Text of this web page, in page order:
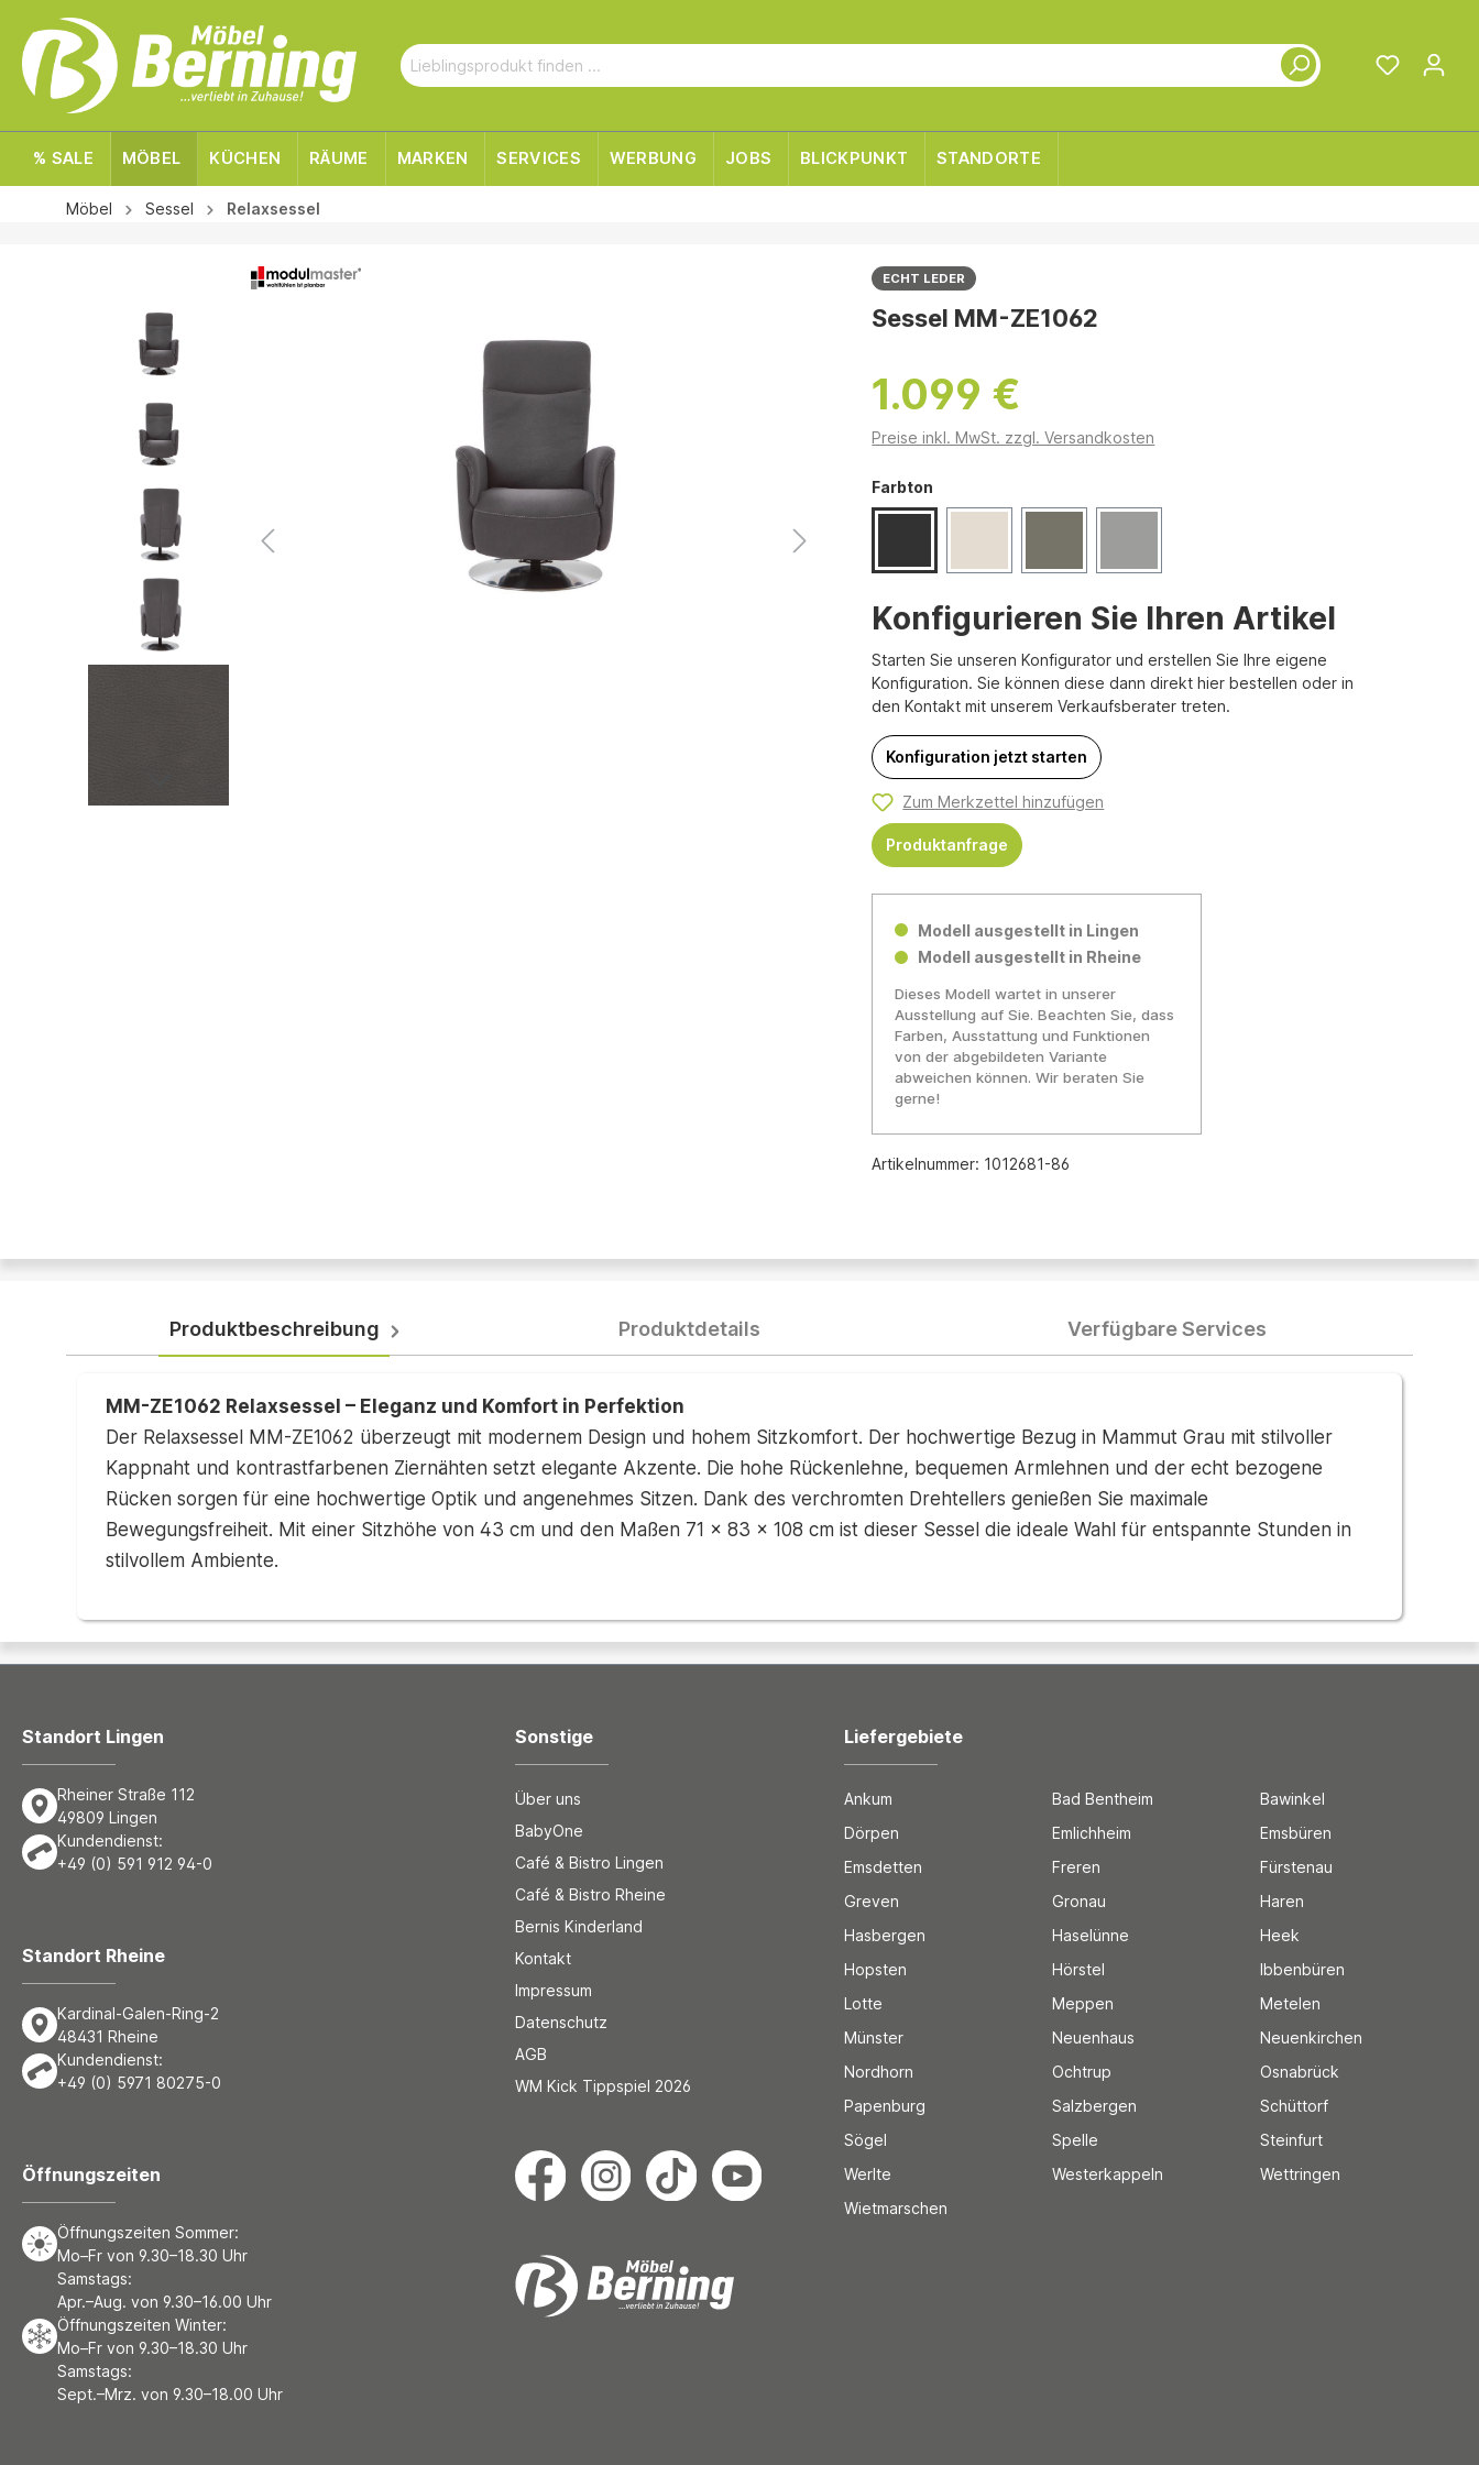
% SALE MÖBEL KÜCHEN RÄUME MARKEN SERVICES WERBUNG JOBS BLICKPUNKT STANDORTE
Möbel Sessel Relaxsessel
ECHT LEDER
Sessel MM-ZE1062
1.099 €
Preise inkl. MwSt. zzgl. Versandkosten
Farbton
Konfigurieren Sie Ihren Artikel
Starten Sie unseren Konfigurator und erstellen Sie Ihre eigene
Konfiguration. Sie können diese dann direkt hier bestellen oder in
den Kontakt mit unserem Verkaufsberater treten.
Konfiguration jetzt starten
Zum Merkzettel hinzufügen
Produktanfrage
Modell ausgestellt in Lingen
Modell ausgestellt in Rheine
Dieses Modell wartet in unserer
Ausstellung auf Sie. Beachten Sie, dass
Farben, Ausstattung und Funktionen
von der abgebildeten Variante
abweichen können. Wir beraten Sie
gerne!
Artikelnummer: 1012681-86
Produktbeschreibung Produktdetails Verfügbare Services
MM-ZE1062 Relaxsessel – Eleganz und Komfort in Perfektion
Der Relaxsessel MM-ZE1062 überzeugt mit modernem Design und hohem Sitzkomfort. Der hochwertige Bezug in Mammut Grau mit stilvoller
Kappnaht und kontrastfarbenen Ziernähten setzt elegante Akzente. Die hohe Rückenlehne, bequemen Armlehnen und der echt bezogene
Rücken sorgen für eine hochwertige Optik und angenehmes Sitzen. Dank des verchromten Drehtellers genießen Sie maximale
Bewegungsfreiheit. Mit einer Sitzhöhe von 43 cm und den Maßen 71 × 83 × 108 cm ist dieser Sessel die ideale Wahl für entspannte Stunden in
stilvollem Ambiente.
Standort Lingen
Rheiner Straße 112
49809 Lingen
Kundendienst:
+49 (0) 591 912 94-0
Standort Rheine
Kardinal-Galen-Ring-2
48431 Rheine
Kundendienst:
+49 (0) 5971 80275-0
Öffnungszeiten
Öffnungszeiten Sommer:
Mo–Fr von 9.30–18.30 Uhr
Samstags:
Apr.–Aug. von 9.30–16.00 Uhr
Öffnungszeiten Winter:
Mo–Fr von 9.30–18.30 Uhr
Samstags:
Sept.–Mrz. von 9.30–18.00 Uhr
Sonstige
Über uns
BabyOne
Café & Bistro Lingen
Café & Bistro Rheine
Bernis Kinderland
Kontakt
Impressum
Datenschutz
AGB
WM Kick Tippspiel 2026
Liefergebiete
Ankum Bad Bentheim
Bawinkel
Dörpen
Emlichheim
Emsbüren
Emsdetten
Freren
Fürstenau
Greven
Gronau
Haren
Hasbergen
Haselünne
Heek
Hopsten
Hörstel
Ibbenbüren
Lotte
Meppen
Metelen
Münster
Neuenhaus
Neuenkirchen
Nordhorn
Ochtrup
Osnabrück
Papenburg
Salzbergen
Schüttorf
Sögel
Spelle
Steinfurt
Werlte
Westerkappeln
Wettringen
Wietmarschen